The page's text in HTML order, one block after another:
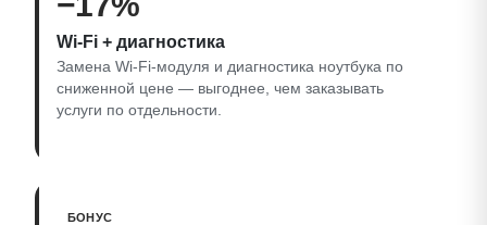
Wi‑Fi + диагностика
Замена Wi‑Fi-модуля и диагностика ноутбука по
сниженной цене — выгоднее, чем заказывать
услуги по отдельности.
БОНУС